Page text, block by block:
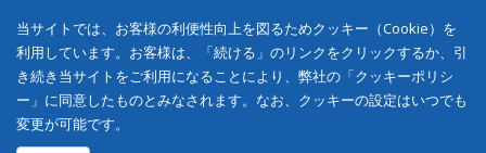
当サイトでは、お客様の利便性向上を図るためクッキー（Cookie）を
利用しています。お客様は、「続ける」のリンクをクリックするか、引
き続き当サイトをご利用になることにより、弊社の「クッキーポリシ
ー」に同意したものとみなされます。なお、クッキーの設定はいつでも
変更が可能です。